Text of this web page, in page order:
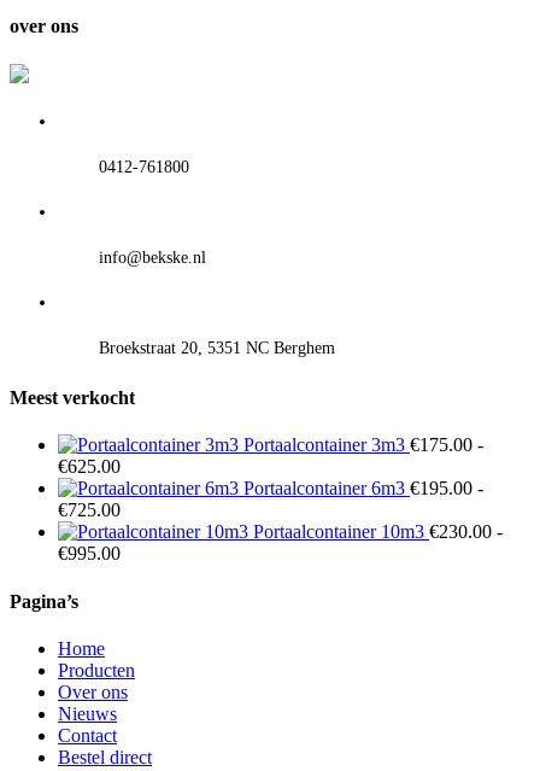
over ons
0412-761800
info@bekske.nl
Broekstraat 20, 5351 NC Berghem
Meest verkocht
Portaalcontainer 3m3 €175.00 -
€625.00Prijsklasse:
€175.00
tot
€625.00
Portaalcontainer 6m3 €195.00 -
€725.00Prijsklasse:
€195.00
tot
Portaalcontainer 10m3 €230.00 -
€995.00Prijsklasse:
Pagina’s
Home
Producten
Over ons
Nieuws
Contact
Bestel direct